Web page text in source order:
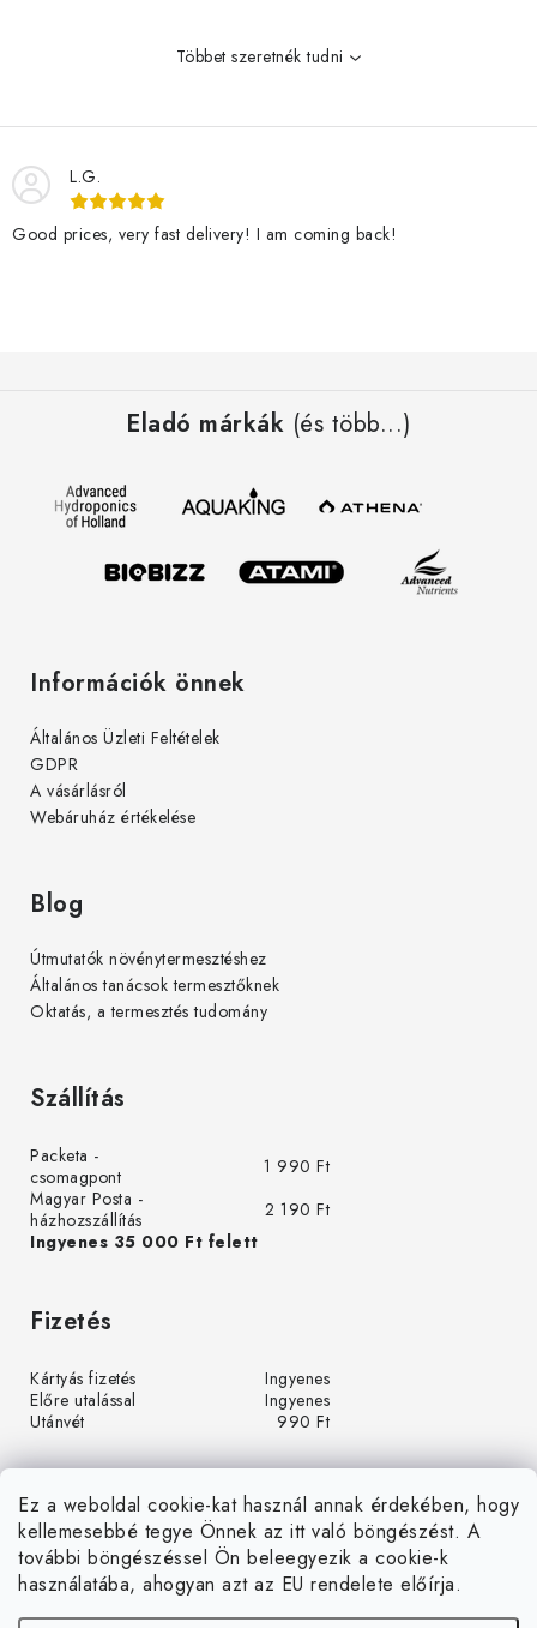
Ez a weboldal cookie-kat használ annak érdekében, hogy
kellemesebbé tegye Önnek az itt való böngészést. A
további böngészéssel Ön beleegyezik a cookie-k
használatába, ahogyan azt az EU rendelete előírja.
e
l
e
m
Többet szeretnék tudni
L.G.
Good prices, very fast delivery! I am coming back!
Eladó márkák (és több...)
Információk önnek
Általános Üzleti Feltételek
GDPR
A vásárlásról
Webáruház értékelése
Blog
Útmutatók növénytermesztéshez
Általános tanácsok termesztőknek
Oktatás, a termesztés tudomány
Szállítás
Packeta -
csomagpont
1 990 Ft
Magyar Posta -
házhozszállítás
2 190 Ft
Ingyenes 35 000 Ft felett
Fizetés
Kártyás fizetés
Ingyenes
Előre utalással
Ingyenes
Utánvét
990 Ft